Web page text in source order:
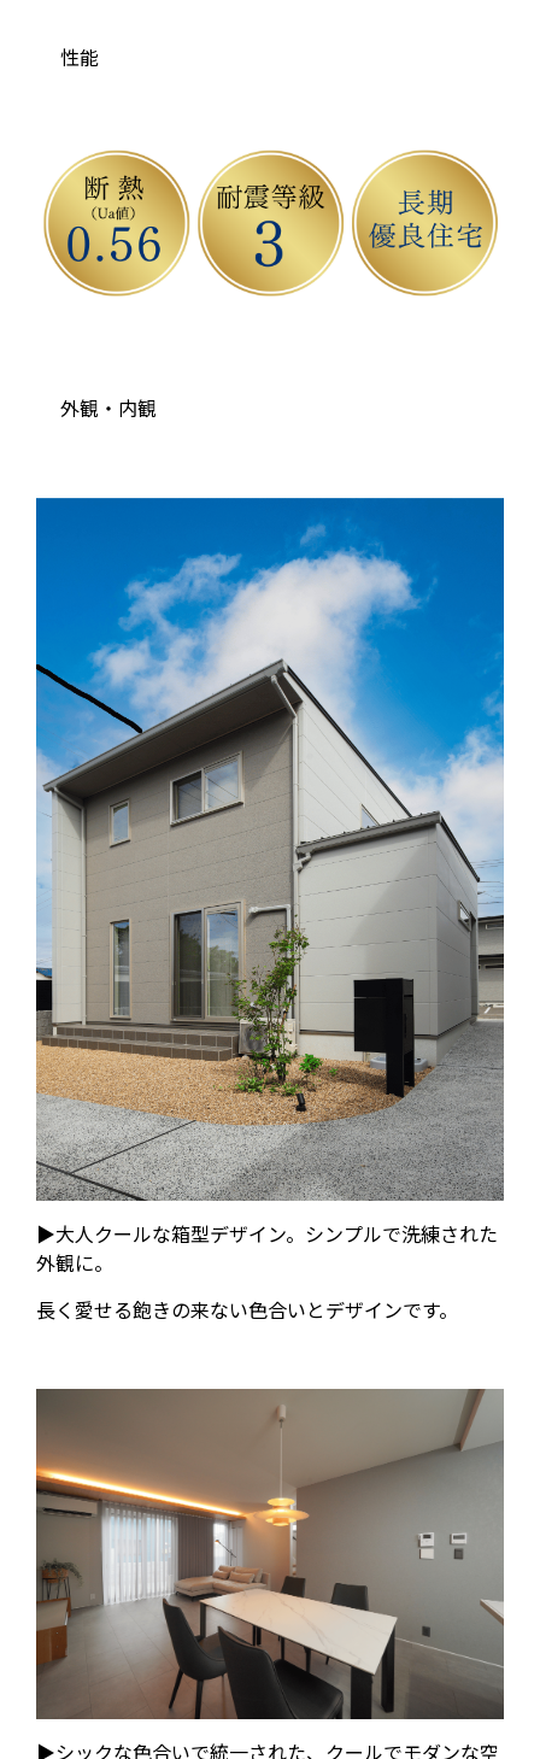
性能
外観・内観
▶大人クールな箱型デザイン。シンプルで洗練された
外観に。
長く愛せる飽きの来ない色合いとデザインです。
▶シックな色合いで統一された、クールでモダンな空